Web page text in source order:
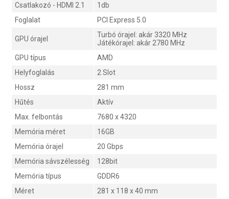
Csatlakozó - HDMI 2.1
1db
Foglalat
PCI Express 5.0
GPU órajel
Turbó órajel: akár 3320 MHz
Játékórajel: akár 2780 MHz
GPU típus
AMD
Helyfoglalás
2 Slot
Hossz
281 mm
Hűtés
Aktív
Max. felbontás
7680 x 4320
Memória méret
16GB
Memória órajel
20 Gbps
Memória sávszélesség
128bit
Memória típus
GDDR6
Méret
281 x 118 x 40 mm